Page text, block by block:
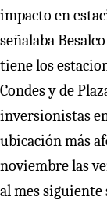
impacto en
señalaba
tiene los
Condes y de
inversionistas
ubicación más
noviembre las
al mes siguiente